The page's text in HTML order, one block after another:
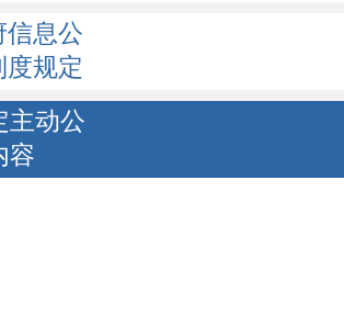
信息公
度规定
主动公
容